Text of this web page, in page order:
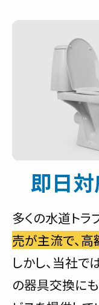
即日
多くの水道ト
売が主流で、
しかし、当社
の器具交換に